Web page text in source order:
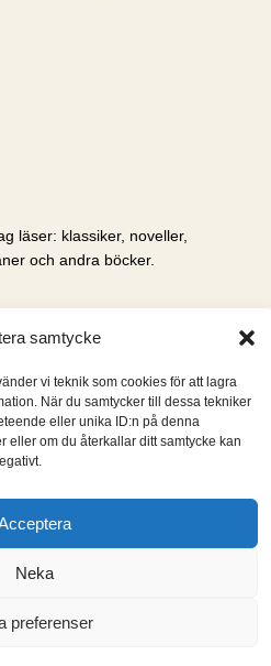
samtycke
vi teknik som cookies för att lagra
När du samtycker till dessa tekniker
eller unika ID:n på denna
eller om du återkallar ditt samtycke kan
Neka
preferenser
läser: klassiker, noveller,
och andra böcker.